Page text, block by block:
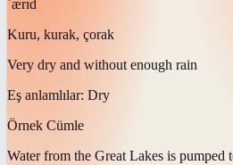
ˈærɪd
Kuru, kurak, çorak
Very dry and without enough rain
Eş anlamlılar: Dry
Örnek Cümle
Water from the Great Lakes is pumped